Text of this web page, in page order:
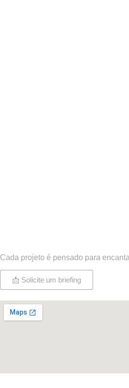
Cada projeto é pensado para
📩 Solicite um briefing